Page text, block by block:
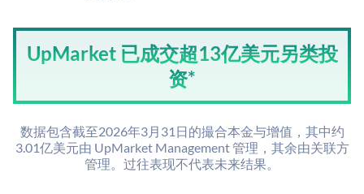
UpMarket 已成交超13亿美元另类投
资*
数据包含截至2026年3月31日的撮合本金与增值，其中约
3.01亿美元由 UpMarket Management 管理，其余由关联方
管理。过往表现不代表未来结果。